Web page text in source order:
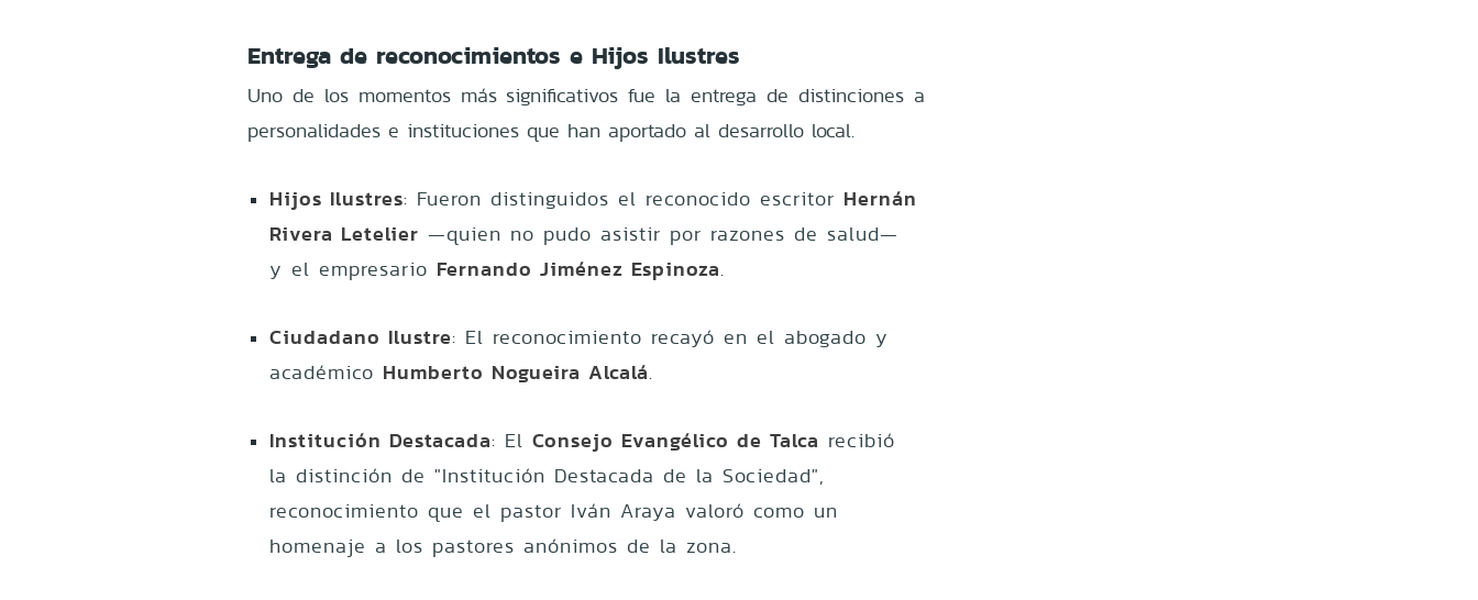
Entrega de reconocimientos e Hijos Ilustres
Uno de los momentos más significativos fue la entrega de distinciones a
personalidades e instituciones que han aportado al desarrollo local.
Hijos Ilustres: Fueron distinguidos el reconocido escritor Hernán
Rivera Letelier —quien no pudo asistir por razones de salud—
y el empresario Fernando Jiménez Espinoza.
Ciudadano Ilustre: El reconocimiento recayó en el abogado y
académico Humberto Nogueira Alcalá.
Institución Destacada: ElConsejo Evangélico de Talca recibió
la distinción de "Institución Destacada de la Sociedad",
reconocimiento que el pastor Iván Araya valoró como un
homenaje a los pastores anónimos de la zona.